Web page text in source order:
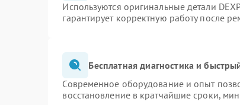
Используются оригинальные детали
гарантирует корректную работу после
Бесплатная диагностика и
Современное оборудование и опыт
восстановление в кратчайшие сроки,